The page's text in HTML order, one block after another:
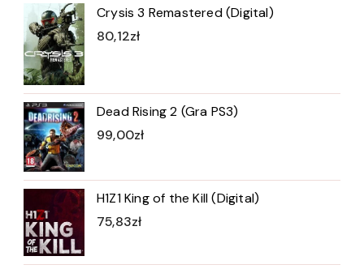
Crysis 3 Remastered (Digital)
80,12zł
Dead Rising 2 (Gra PS3)
99,00zł
H1Z1 King of the Kill (Digital)
75,83zł